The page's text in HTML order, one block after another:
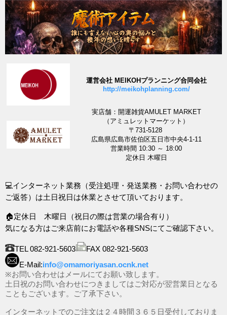
運営会社 MEIKOHプランニング合同会社
http://meikohplanning.com/
実店舗：開運雑貨AMULET MARKET
（アミュレットマーケット）
〒731-5128
広島県広島市佐伯区五日市中央4-1-11
営業時間 10:30 ～ 18:00
定休日 木曜日
💻インターネット業務（受注処理・発送業務・お問い合わせの
ご返答）は土日祝日は休業とさせて頂いております。
🏠定休日 木曜日（祝日の際は営業の場合有り）
気になる方はご来店前にお電話や各種SNSにてご確認下さい。
TEL 082-921-5603
FAX 082-921-5603
E-Mail:info@omamoriyasan.ocnk.net
※お問い合わせはメールにてお願い致します。
土日祝のお問い合わせにつきましてはご対応が翌営業日となる
こともございます。ご了承下さい。
インターネットでのご注文は２４時間３６５日受付しておりま